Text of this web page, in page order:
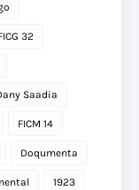
32
Saadia
FICM 14
Doqumenta
1923